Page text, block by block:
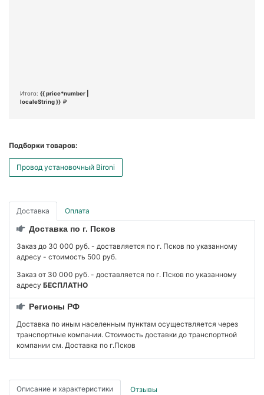
Итого: {{ price*number |
localeString }}
Подборки товаров:
Провод установочный Bironi
Доставка Оплата
Доставка по г. Псков
Заказ до 30 000 руб. - доставляется по г. Псков по указанному
адресу - стоимость 500 руб.
Заказ от 30 000 руб. - доставляется по г. Псков по указанному
адресу БЕСПЛАТНО
Регионы РФ
Доставка по иным населенным пунктам осуществляется через
транспортные компании. Стоимость доставки до транспортной
компании см. Доставка по г.Псков
Описание и характеристики Отзывы